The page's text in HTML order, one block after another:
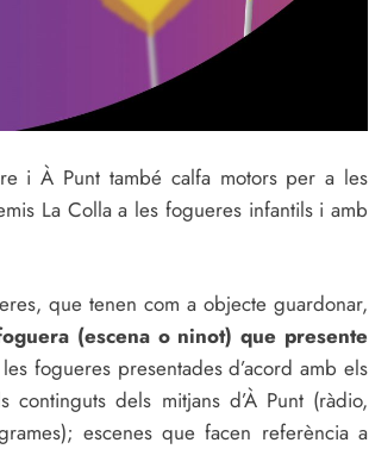
i À Punt també calfa motors per a les
La Colla a les fogueres infantils i amb
que tenen com a objecte guardonar,
(escena o ninot) que presente
fogueres presentades d’acord amb els
dels mitjans d’À Punt (ràdio,
escenes que facen referència a